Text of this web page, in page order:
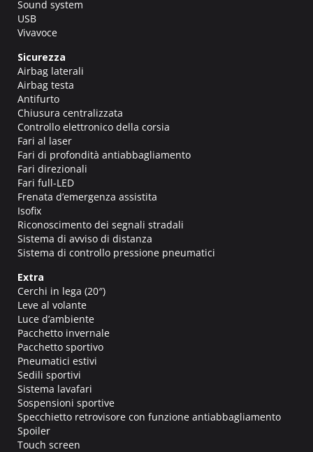
Sound system
USB
Vivavoce
Sicurezza
Airbag laterali
Airbag testa
Antifurto
Chiusura centralizzata
Controllo elettronico della corsia
Fari al laser
Fari di profondità antiabbagliamento
Fari direzionali
Fari full-LED
Frenata d’emergenza assistita
Isofix
Riconoscimento dei segnali stradali
Sistema di avviso di distanza
Sistema di controllo pressione pneumatici
Extra
Cerchi in lega (20″)
Leve al volante
Luce d’ambiente
Pacchetto invernale
Pacchetto sportivo
Pneumatici estivi
Sedili sportivi
Sistema lavafari
Sospensioni sportive
Specchietto retrovisore con funzione antiabbagliamento
Spoiler
Touch screen